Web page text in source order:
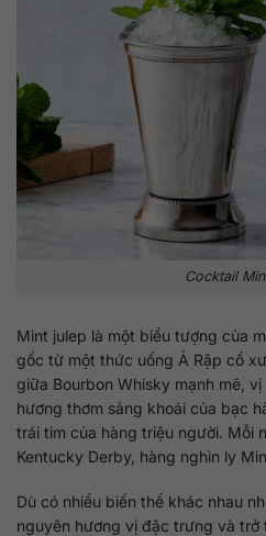
Cocktail
Mint julep là một biểu tượng của
gốc từ một thức uống Ả Rập cổ
giữa Bourbon Whisky mạnh mẽ,
hương thơm sảng khoái của bạc
trái tim của hàng triệu người. Mỗi
Kentucky Derby, hàng nghìn ly
Dù có nhiều biến thể khác nhau
nguyên hương vị đặc trưng và